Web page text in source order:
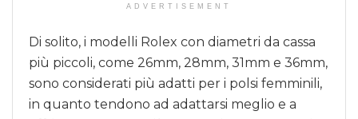
ADVERTISEMENT
Di solito, i modelli Rolex con diametri da cassa
più piccoli, come 26mm, 28mm, 31mm e 36mm,
sono considerati più adatti per i polsi femminili,
in quanto tendono ad adattarsi meglio e a